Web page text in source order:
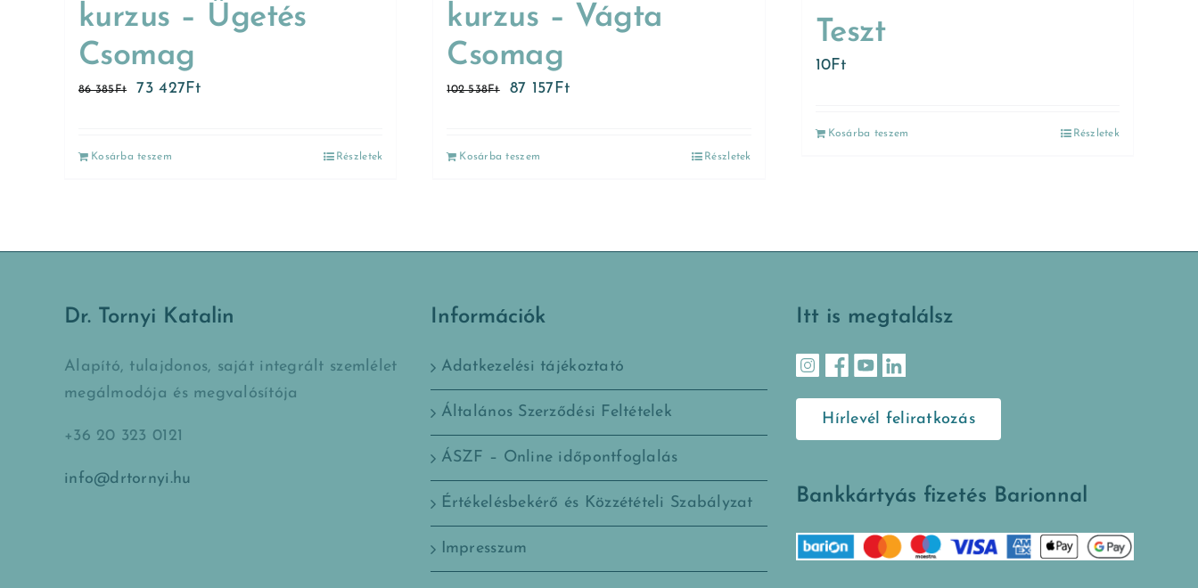
kurzus – Ügetés
Csomag
86 385Ft 73 427Ft
Kosárba teszem Részletek
kurzus – Vágta
Csomag
102 538Ft 87 157Ft
Kosárba teszem Részletek
Teszt
10Ft
Kosárba teszem Részletek
Dr. Tornyi Katalin
Alapító, tulajdonos, saját integrált szemlélet
megálmodója és megvalósítója
+36 20 323 0121
info@drtornyi.hu
Információk
Adatkezelési tájékoztató
Általános Szerződési Feltételek
ÁSZF – Online időpontfoglalás
Értékelésbekérő és Közzétételi Szabályzat
Impresszum
Itt is megtalálsz
Hírlevél feliratkozás
Bankkártyás fizetés Barionnal